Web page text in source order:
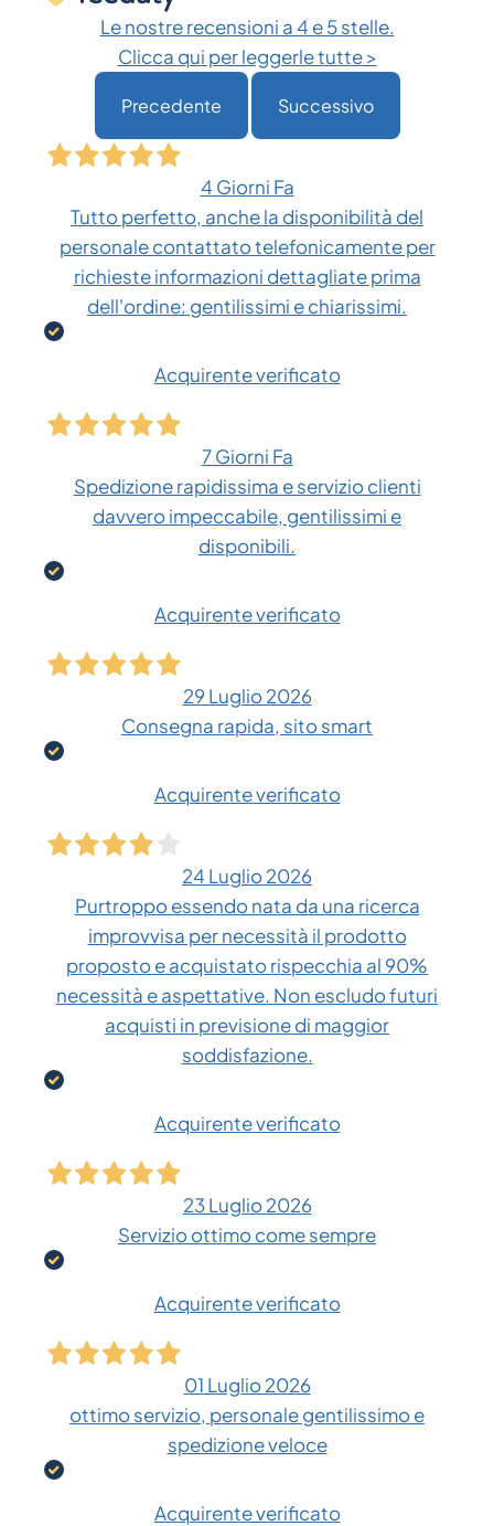
Le nostre recensioni a 4 e 5 stelle.
Clicca qui per leggerle tutte >
Precedente Successivo
4 Giorni Fa
Tutto perfetto, anche la disponibilità del
personale contattato telefonicamente per
richieste informazioni dettagliate prima
dell'ordine: gentilissimi e chiarissimi.
Acquirente verificato
7 Giorni Fa
Spedizione rapidissima e servizio clienti
davvero impeccabile, gentilissimi e
disponibili.
Acquirente verificato
29 Luglio 2026
Consegna rapida, sito smart
Acquirente verificato
24 Luglio 2026
Purtroppo essendo nata da una ricerca
improvvisa per necessità il prodotto
proposto e acquistato rispecchia al 90%
necessità e aspettative. Non escludo futuri
acquisti in previsione di maggior
soddisfazione.
Acquirente verificato
23 Luglio 2026
Servizio ottimo come sempre
Acquirente verificato
01 Luglio 2026
ottimo servizio, personale gentilissimo e
spedizione veloce
Acquirente verificato